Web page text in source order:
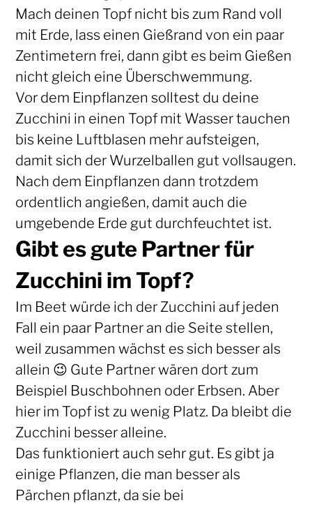
Mach deinen Topf nicht bis zum Rand voll
mit Erde, lass einen Gießrand von ein paar
Zentimetern frei, dann gibt es beim Gießen
nicht gleich eine Überschwemmung.
Vor dem Einpflanzen solltest du deine
Zucchini in einen Topf mit Wasser tauchen
bis keine Luftblasen mehr aufsteigen,
damit sich der Wurzelballen gut vollsaugen.
Nach dem Einpflanzen dann trotzdem
ordentlich angießen, damit auch die
umgebende Erde gut durchfeuchtet ist.
Gibt es gute Partner für
Zucchini im Topf?
Im Beet würde ich der Zucchini auf jeden
Fall ein paar Partner an die Seite stellen,
weil zusammen wächst es sich besser als
allein 😉 Gute Partner wären dort zum
Beispiel Buschbohnen oder Erbsen. Aber
hier im Topf ist zu wenig Platz. Da bleibt die
Zucchini besser alleine.
Das funktioniert auch sehr gut. Es gibt ja
einige Pflanzen, die man besser als
Pärchen pflanzt, da sie bei